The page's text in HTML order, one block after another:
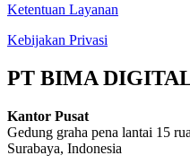
Ketentuan Layanan
Kebijakan Privasi
PT BIMA
Kantor Pusat
Gedung graha pena lantai 15
Surabaya, Indonesia